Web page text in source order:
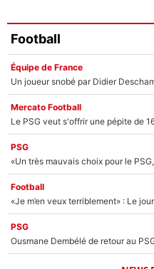
Football
Équipe de France
Mercato Football
PSG
Football
PSG